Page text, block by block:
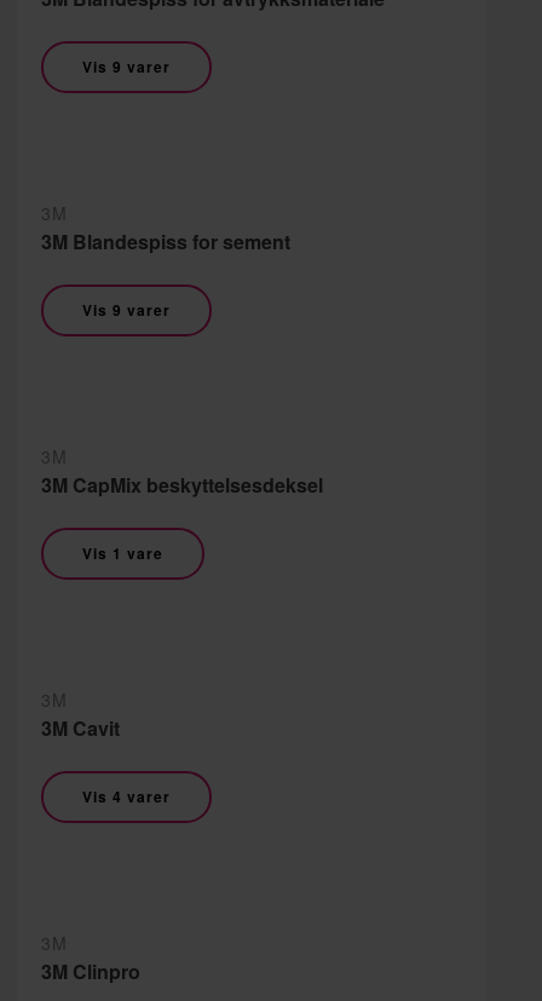
Vis 9 varer
3M
3M Blandespiss for sement
Vis 9 varer
3M
3M CapMix beskyttelsesdeksel
Vis 1 vare
3M
3M Cavit
Vis 4 varer
3M
3M Clinpro